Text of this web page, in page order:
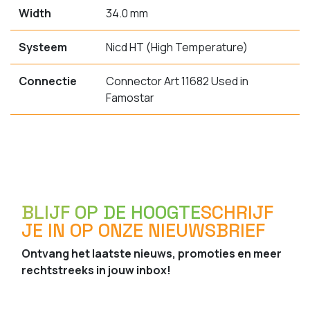
Width 34.0 mm
Systeem Nicd HT (High Temperature)
Connectie
Connector Art 11682 Used in
Famostar
BLIJF OP DE HOOGTESCHRIJF
JE IN OP ONZE NIEUWSBRIEF
Ontvang het laatste nieuws, promoties en meer
rechtstreeks in jouw inbox!